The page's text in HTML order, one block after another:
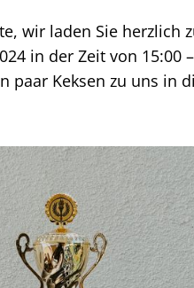
wir laden Sie herzlich
in der Zeit von 15:00
paar Keksen zu uns in